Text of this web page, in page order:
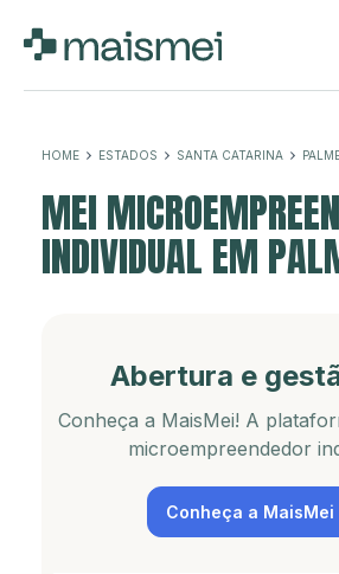
HOME ESTADOS SANTA CATARINA
MEI
INDIVIDUAL EM
Abertura e
Conheça a MaisMei! A
microempreendedor
Conheça a MaisMei